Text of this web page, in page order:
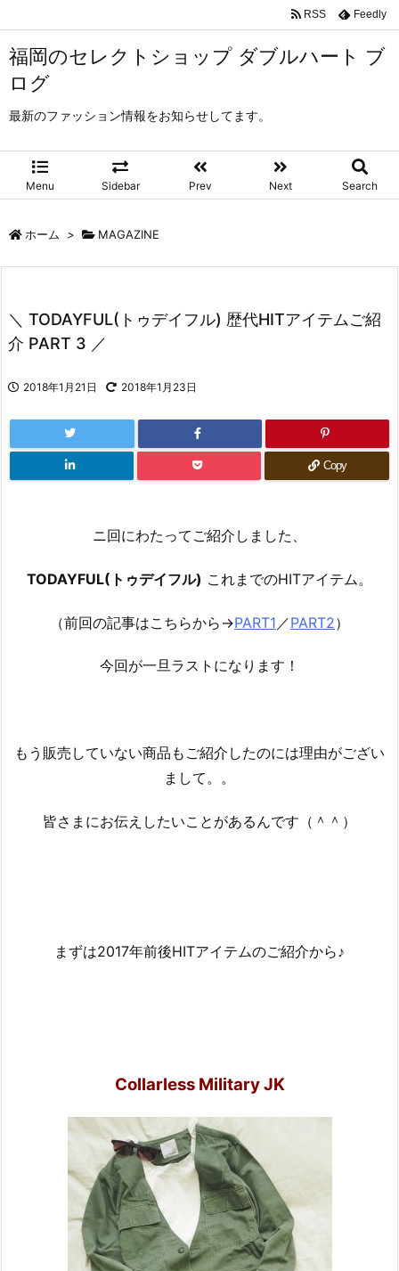
福岡のセレクトショップ ダブルハート ブ
ログ
最新のファッション情報をお知らせしてます。
Menu Sidebar Prev Next Search
RSS Feedly
ホーム > MAGAZINE
＼ TODAYFUL(トゥデイフル) 歴代HITアイテムご紹
介 PART 3 ／
2018年1月21日 2018年1月23日
Copy
ニ回にわたってご紹介しました、
TODAYFUL(トゥデイフル) これまでのHITアイテム。
（前回の記事はこちらから→PART1 ／PART2）
今回が一旦ラストになります！
もう販売していない商品もご紹介したのには理由がござい
まして。。
皆さまにお伝えしたいことがあるんです（＾＾）
まずは2017年前後HITアイテムのご紹介から♪
Collarless Military JK